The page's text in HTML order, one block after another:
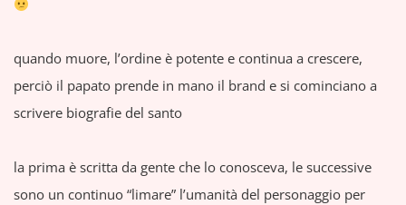
quando muore, l’ordine è potente e continua a crescere,
perciò il papato prende in mano il brand e si cominciano a
scrivere biografie del santo
la prima è scritta da gente che lo conosceva, le successive
sono un continuo “limare” l’umanità del personaggio per